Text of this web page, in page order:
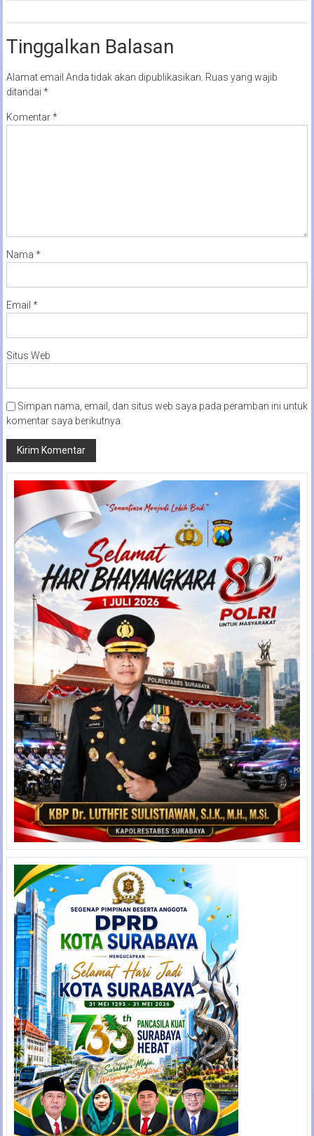
Tinggalkan Balasan
Alamat email Anda tidak akan dipublikasikan. Ruas yang wajib
ditandai *
Komentar*
Nama *
Email *
Situs Web
Simpan nama, email, dan situs web saya pada peramban ini untuk
komentar saya berikutnya.